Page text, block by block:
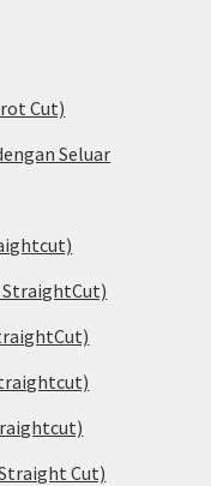
Cut)
Seluar
StraightCut)
Cut)